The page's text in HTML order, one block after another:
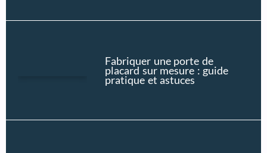
Fabriquer une porte de
placard sur mesure : guide
pratique et astuces